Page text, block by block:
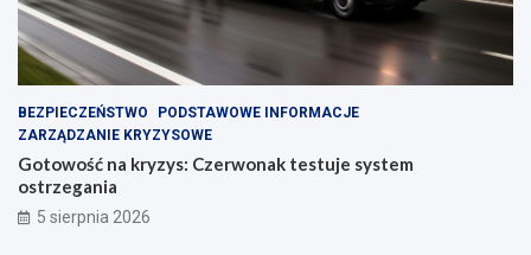
BEZPIECZEŃSTWO
PODSTAWOWE INFORMACJE
ZARZĄDZANIE KRYZYSOWE
Gotowość na kryzys: Czerwonak testuje system
ostrzegania
5 sierpnia 2026